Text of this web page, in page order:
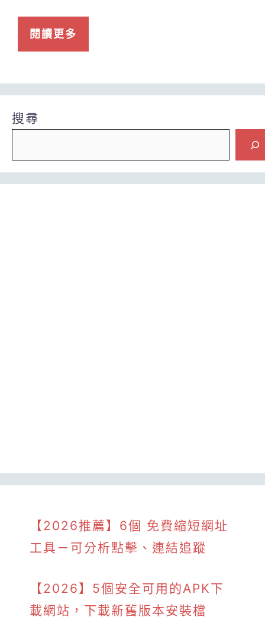
閱讀更多
搜尋
【2026推薦】6個 免費縮短網址
工具－可分析點擊、連結追蹤
【2026】5個安全可用的APK下
載網站，下載新舊版本安裝檔